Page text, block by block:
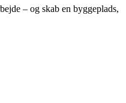
– og skab en byggeplads,